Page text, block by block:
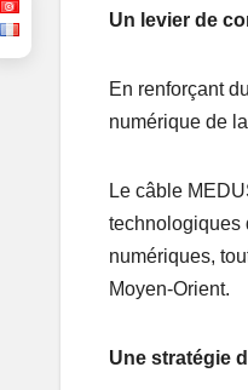
Un levier de
En renforçant
numérique de
Le câble
technologiques
numériques,
Moyen-Orient.
Une stratégie